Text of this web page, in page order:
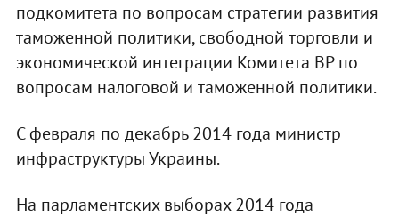
подкомитета по вопросам стратегии развития
таможенной политики, свободной торговли и
экономической интеграции Комитета ВР по
вопросам налоговой и таможенной политики.
С февраля по декабрь 2014 года министр
инфраструктурыУкраины.
На парламентских выборах 2014 года